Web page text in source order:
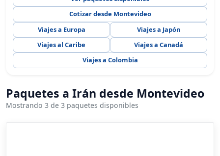
Cotizar desde Montevideo
Viajes a Europa
Viajes a Japón
Viajes al Caribe
Viajes a Canadá
Viajes a Colombia
Paquetes a Irán desde Montevideo
Mostrando 3 de 3 paquetes disponibles